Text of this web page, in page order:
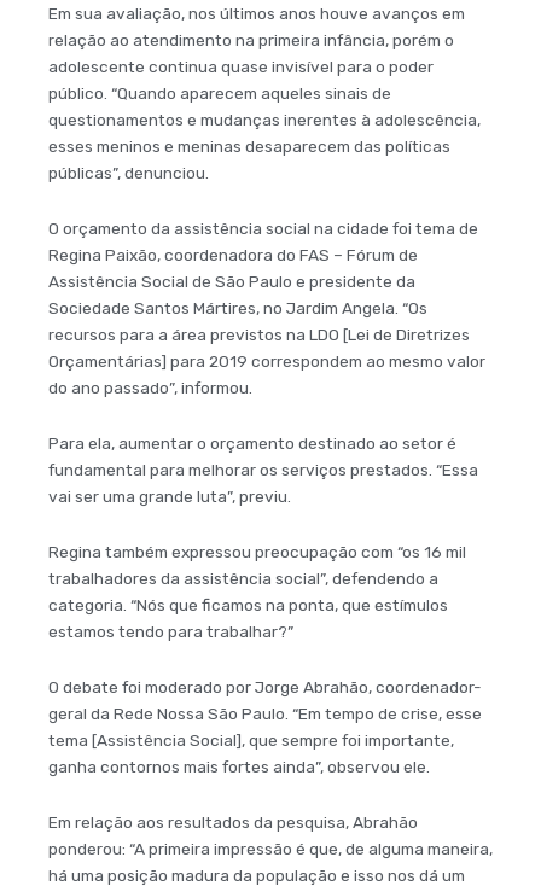
Em sua avaliação, nos últimos anos houve avanços em
relação ao atendimento na primeira infância, porém o
adolescente continua quase invisível para o poder
público. “Quando aparecem aqueles sinais de
questionamentos e mudanças inerentes à adolescência,
esses meninos e meninas desaparecem das políticas
públicas”, denunciou.
O orçamento da assistência social na cidade foi tema de
Regina Paixão, coordenadora do FAS – Fórum de
Assistência Social de São Paulo e presidente da
Sociedade Santos Mártires, no Jardim Angela. “Os
recursos para a área previstos na LDO [Lei de Diretrizes
Orçamentárias] para 2019 correspondem ao mesmo valor
do ano passado”, informou.
Para ela, aumentar o orçamento destinado ao setor é
fundamental para melhorar os serviços prestados. “Essa
vai ser uma grande luta”, previu.
Regina também expressou preocupação com “os 16 mil
trabalhadores da assistência social”, defendendo a
categoria. “Nós que ficamos na ponta, que estímulos
estamos tendo para trabalhar?”
O debate foi moderado por Jorge Abrahão, coordenador-
geral da Rede Nossa São Paulo. “Em tempo de crise, esse
tema [Assistência Social], que sempre foi importante,
ganha contornos mais fortes ainda”, observou ele.
Em relação aos resultados da pesquisa, Abrahão
ponderou: “A primeira impressão é que, de alguma maneira,
há uma posição madura da população e isso nos dá um